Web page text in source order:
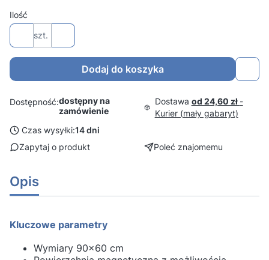
Ilość
szt.
Dodaj do koszyka
Dostępność:dostępny na
zamówienie
Dostawa od 24,60 zł -
Kurier (mały gabaryt)
Czas wysyłki:14 dni
Zapytaj o produkt
Poleć znajomemu
Opis
Kluczowe parametry
Wymiary 90x60 cm